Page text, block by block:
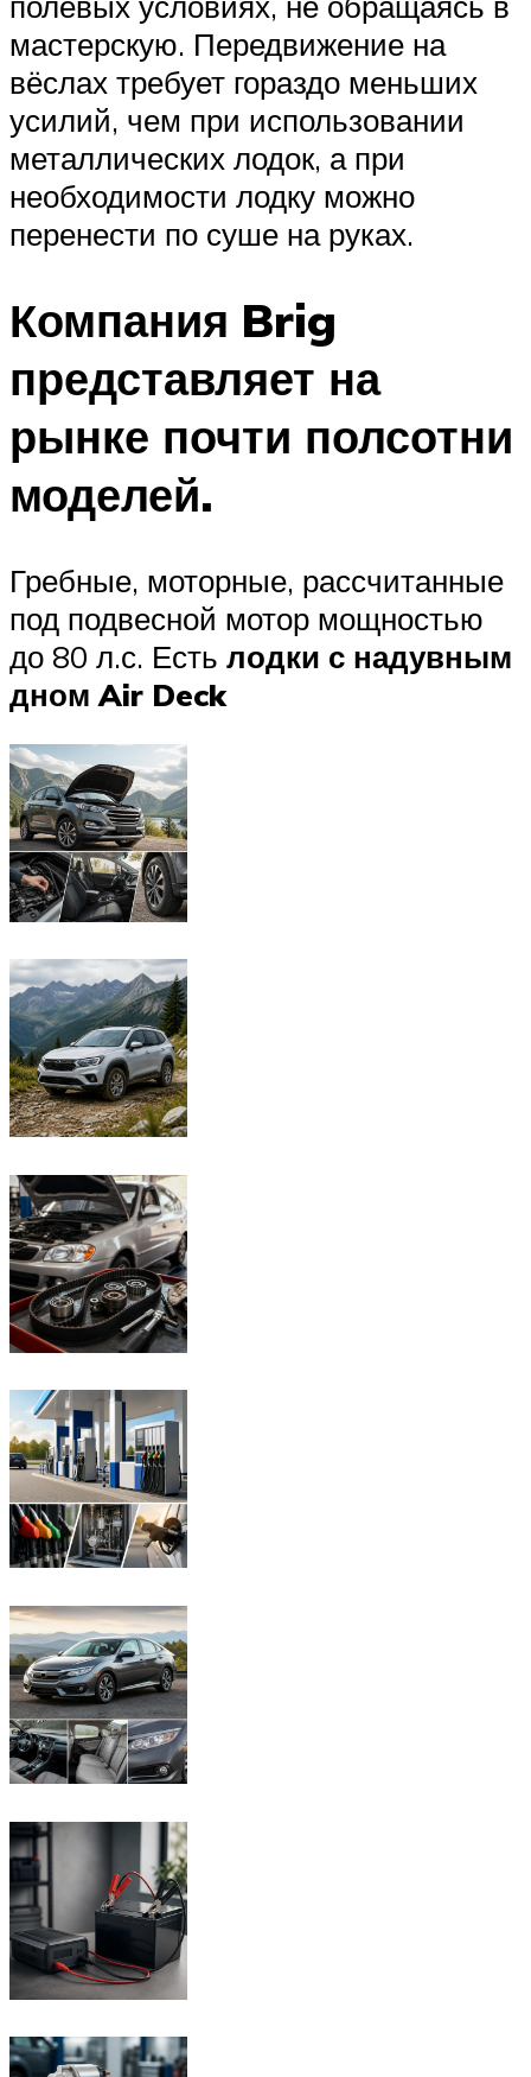
мастерскую. Передвижение на
вёслах требует гораздо меньших
усилий, чем при использовании
металлических лодок, а при
необходимости лодку можно
перенести по суше на руках.
Компания Brig
представляет на
рынке почти полсотни
моделей.
Гребные, моторные, рассчитанные
под подвесной мотор мощностью
до 80 л.с. Есть лодки с надувным
дном Air Deck